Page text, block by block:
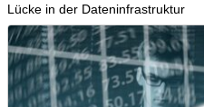
Lücke in der Dateninfrastruktur